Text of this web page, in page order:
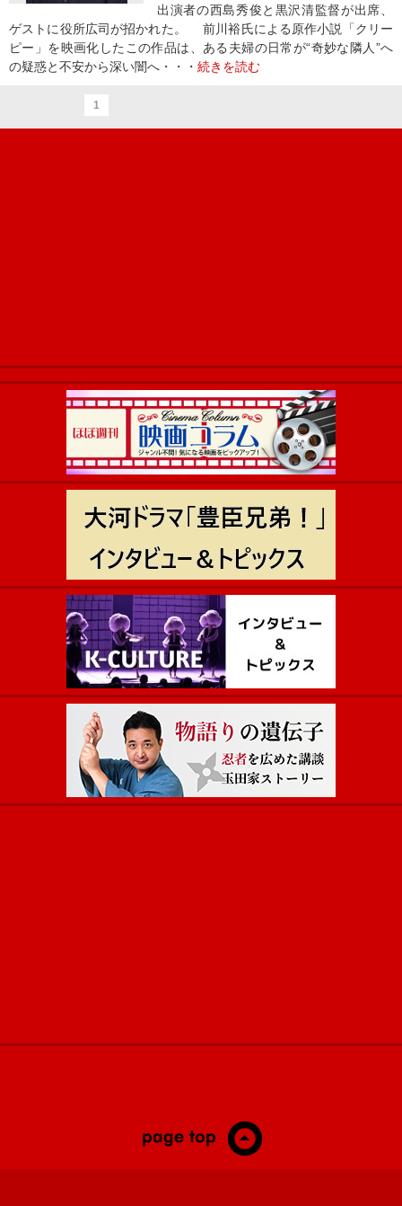
出演者の西島秀俊と黒沢清監督が出席、
ゲストに役所広司が招かれた。 前川裕氏による原作小説「クリー
ピー」を映画化したこの作品は、ある夫婦の日常が“奇妙な隣人”へ
の疑惑と不安から深い闇へ・・・ 続きを読む
1